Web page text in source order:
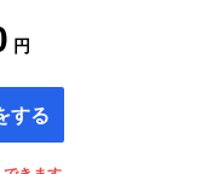
円
する